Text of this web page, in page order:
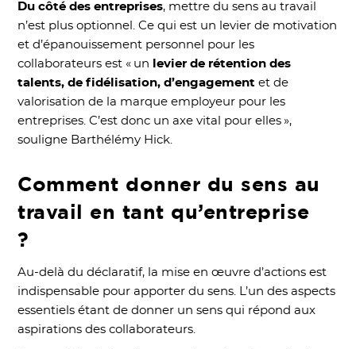
Du côté des entreprises, mettre du sens au travail
n’est plus optionnel. Ce qui est un levier de motivation
et d’épanouissement personnel pour les
collaborateurs est « un levier de rétention des
talents, de fidélisation, d’engagement et de
valorisation de la marque employeur pour les
entreprises. C’est donc un axe vital pour elles »,
souligne Barthélémy Hick.
Comment donner du sens au
travail en tant qu’entreprise
?
Au-delà du déclaratif, la mise en œuvre d’actions est
indispensable pour apporter du sens. L’un des aspects
essentiels étant de donner un sens qui répond aux
aspirations des collaborateurs.